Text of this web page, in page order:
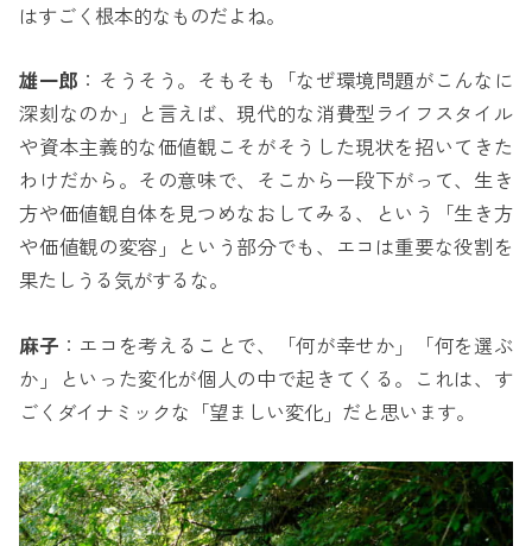
はすごく根本的なものだよね。
雄一郎 ：そうそう。そもそも「なぜ環境問題がこんなに
深刻なのか」と言えば、現代的な消費型ライフスタイル
や資本主義的な価値観こそがそうした現状を招いてきた
わけだから。その意味で、そこから一段下がって、生き
方や価値観自体を見つめなおしてみる、という「生き方
や価値観の変容」という部分でも、エコは重要な役割を
果たしうる気がするな。
麻子 ：エコを考えることで、「何が幸せか」「何を選ぶ
か」といった変化が個人の中で起きてくる。これは、す
ごくダイナミックな「望ましい変化」だと思います。